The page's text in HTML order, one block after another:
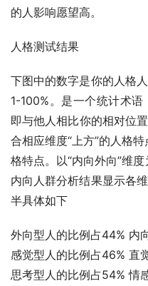
的人影响愿望高。
人格测试结果
下图中的数字是你的人格
1-100%。是一个统计术
即与他人相比你的相对位
合相应维度“上方”的人格
格特点。以“内向外向”维
内向人群分析结果显示各
半具体如下
外向型人的比例占44% 内
感觉型人的比例占46% 直
思考型人的比例占54% 情